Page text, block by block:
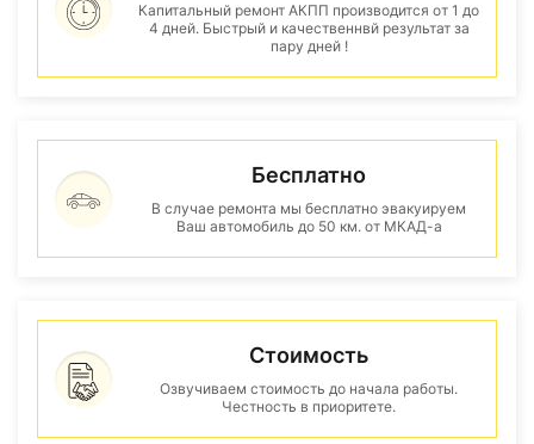
Капитальный ремонт АКПП производится от 1 до
4 дней. Быстрый и качественнвй результат за
пару дней !
Бесплатно
В случае ремонта мы бесплатно эвакуируем
Ваш автомобиль до 50 км. от МКАД-а
Стоимость
Озвучиваем стоимость до начала работы.
Честность в приоритете.